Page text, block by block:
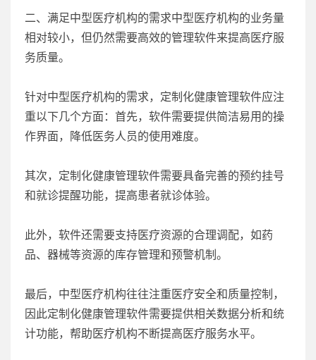
二、满足中型医疗机构的需求中型医疗机构的业务量
相对较小，但仍然需要高效的管理软件来提高医疗服
务质量。
针对中型医疗机构的需求，定制化健康管理软件应注
重以下几个方面：首先，软件需要提供简洁易用的操
作界面，降低医务人员的使用难度。
其次，定制化健康管理软件需要具备完善的预约挂号
和就诊提醒功能，提高患者就诊体验。
此外，软件还需要支持医疗资源的合理调配，如药
品、器械等资源的库存管理和预警机制。
最后，中型医疗机构往往注重医疗安全和质量控制，
因此定制化健康管理软件需要提供相关数据分析和统
计功能，帮助医疗机构不断提高医疗服务水平。